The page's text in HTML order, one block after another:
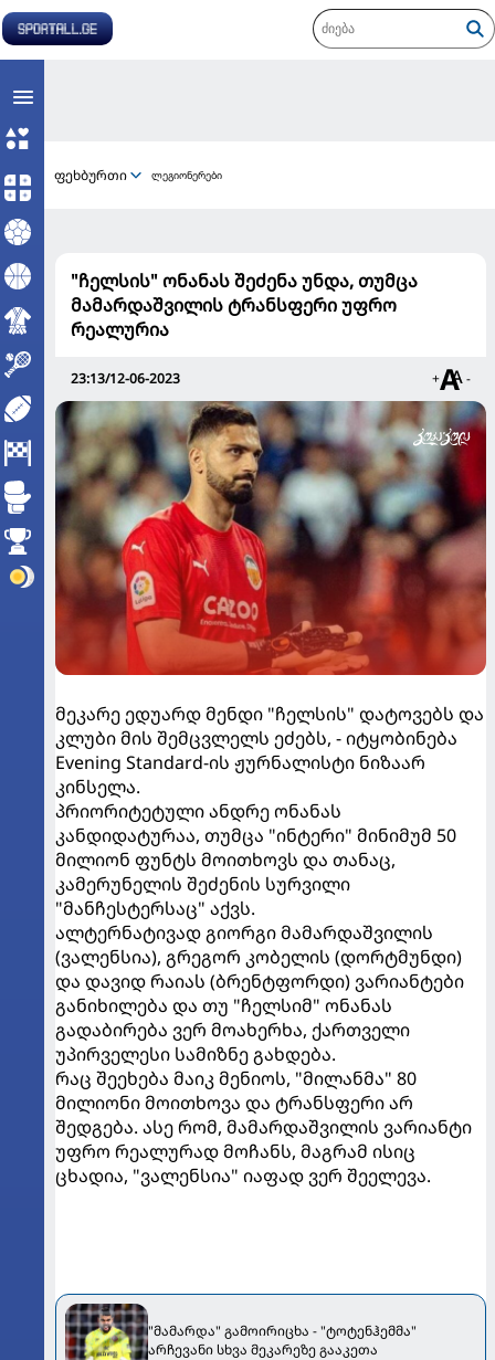
ფეხბურთი ლეგიონერები
"ჩელსის" ონანას შეძენა უნდა, თუმცა
მამარდაშვილის ტრანსფერი უფრო
რეალურია
23:13/12-06-2023 + -
მეკარე ედუარდ მენდი "ჩელსის" დატოვებს და
კლუბი მის შემცვლელს ეძებს, - იტყობინება
Evening Standard-ის ჟურნალისტი ნიზაარ
კინსელა.
პრიორიტეტული ანდრე ონანას
კანდიდატურაა, თუმცა "ინტერი" მინიმუმ 50
მილიონ ფუნტს მოითხოვს და თანაც,
კამერუნელის შეძენის სურვილი
"მანჩესტერსაც" აქვს.
ალტერნატივად გიორგი მამარდაშვილის
(ვალენსია), გრეგორ კობელის (დორტმუნდი)
და დავიდ რაიას (ბრენტფორდი) ვარიანტები
განიხილება და თუ "ჩელსიმ" ონანას
გადაბირება ვერ მოახერხა, ქართველი
უპირველესი სამიზნე გახდება.
რაც შეეხება მაიკ მენიოს, "მილანმა" 80
მილიონი მოითხოვა და ტრანსფერი არ
შედგება. ასე რომ, მამარდაშვილის ვარიანტი
უფრო რეალურად მოჩანს, მაგრამ ისიც
ცხადია, "ვალენსია" იაფად ვერ შეელევა.
"მამარდა" გამოირიცხა - "ტოტენჰემმა"
არჩევანი სხვა მეკარეზე გააკეთა